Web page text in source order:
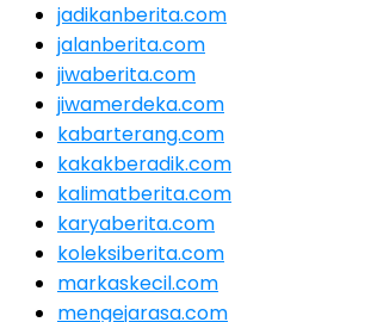
jadikanberita.com
jalanberita.com
jiwaberita.com
jiwamerdeka.com
kabarterang.com
kakakberadik.com
kalimatberita.com
karyaberita.com
koleksiberita.com
markaskecil.com
mengejarasa.com